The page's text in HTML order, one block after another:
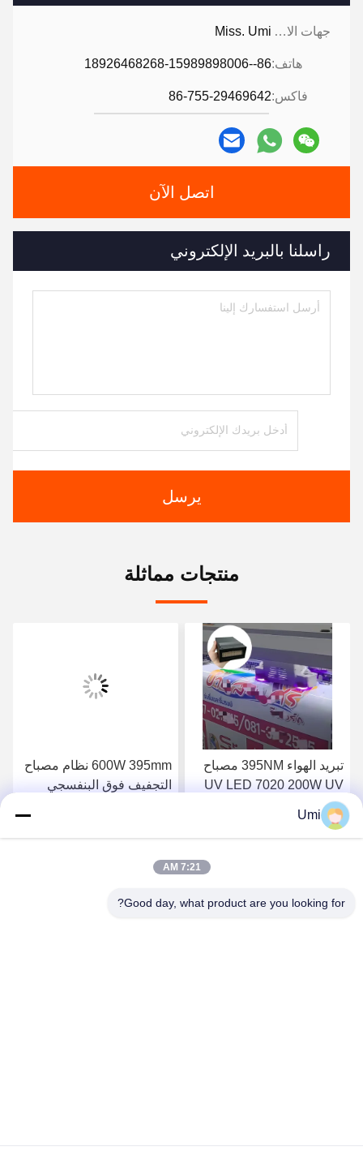
جهات الاتصال: Miss. Umi
هاتف:86--18926468268-15989898006
فاكس:86-755-29469642
اتصل الآن
راسلنا بالبريد الإلكتروني
يرسل
منتجات مماثلة
تبريد الهواء 395NM مصباح
UV LED 7020 200W UV
العلاجية الأشعة فوق
البنفسجية للطابعة Epson
I3200/XP600/TX800 UV
احصل على افضل سعر
600W 395mm نظام مصباح
التجفيف فوق البنفسجي
احصل على افضل سعر
Umi
7:21 AM
Good day, what product are you looking for?